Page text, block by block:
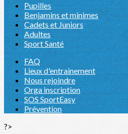
Pupilles
Benjamins et minimes
Cadets et Juniors
Adultes
Sport Santé
FAQ
Lieux d'entrainement
Nous rejoindre
Orga inscription
SOS SportEasy
Prévention
?>